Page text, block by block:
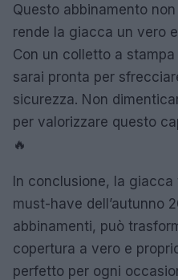
Questo abbinamento
rende la giacca un vero
Con un colletto a
sarai pronta per
sicurezza. Non
per valorizzare questo
🔥
In conclusione, la
must-have dell’autunno
abbinamenti, può
copertura a vero e
perfetto per ogni